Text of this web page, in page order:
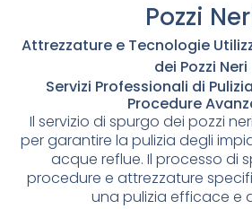
Pozzi
Attrezzature e Tecnologie
dei Pozzi Neri
Servizi Professionali di
Procedure
Il servizio di spurgo dei pozzi
per garantire la pulizia degli
acque reflue. Il processo di
procedure e attrezzature
una pulizia efficace e